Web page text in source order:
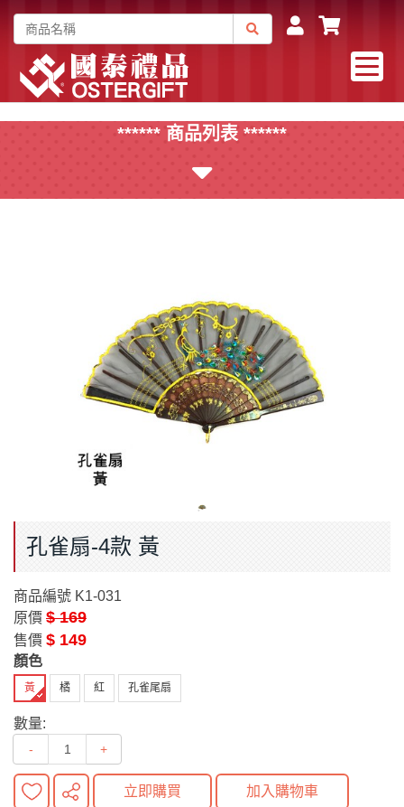
****** 商品列表 ******
孔雀扇-4款 黃
商品編號 K1-031
原價 $ 169
售價 $ 149
顏色
黃 橘 紅 孔雀尾扇
數量:
- +
立即購買 加入購物車